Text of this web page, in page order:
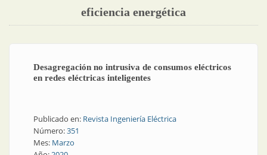
eficiencia energética
Desagregación no intrusiva de consumos eléctricos
en redes eléctricas inteligentes
Publicado en: Revista Ingeniería Eléctrica
Número:351
Mes: Marzo